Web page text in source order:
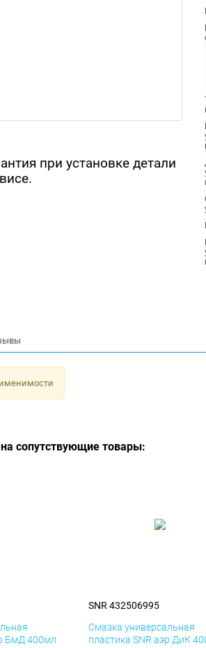
при установке детали
сопутствующие товары:
БмД 400мл
SNR 432506995
Смазка универсальная
пластика SNR аэр ДиК